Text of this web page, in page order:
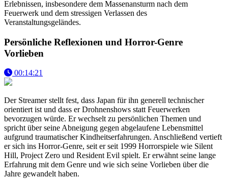
Erlebnissen, insbesondere dem Massenansturm nach dem
Feuerwerk und dem stressigen Verlassen des
Veranstaltungsgeländes.
Persönliche Reflexionen und Horror-Genre
Vorlieben
00:14:21
Der Streamer stellt fest, dass Japan für ihn generell technischer
orientiert ist und dass er Drohnenshows statt Feuerwerken
bevorzugen würde. Er wechselt zu persönlichen Themen und
spricht über seine Abneigung gegen abgelaufene Lebensmittel
aufgrund traumatischer Kindheitserfahrungen. Anschließend vertieft
er sich ins Horror-Genre, seit er seit 1999 Horrorspiele wie Silent
Hill, Project Zero und Resident Evil spielt. Er erwähnt seine lange
Erfahrung mit dem Genre und wie sich seine Vorlieben über die
Jahre gewandelt haben.